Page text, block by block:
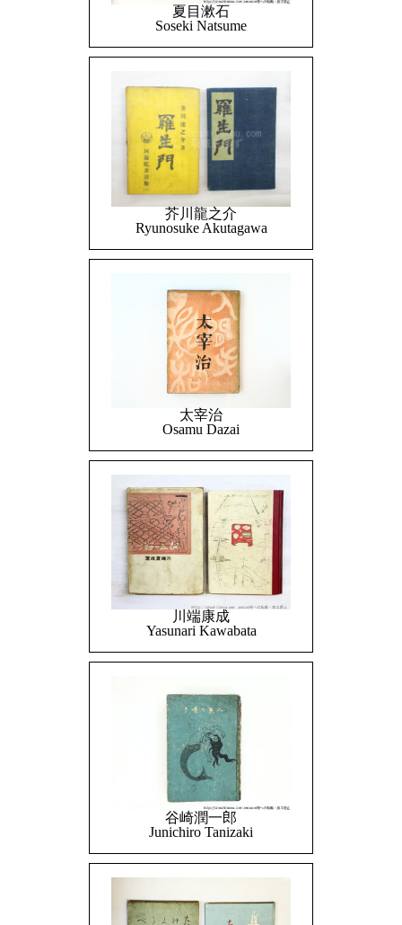
夏目漱石
Soseki Natsume
芥川龍之介
Ryunosuke Akutagawa
太宰治
Osamu Dazai
川端康成
Yasunari Kawabata
谷崎潤一郎
Junichiro Tanizaki